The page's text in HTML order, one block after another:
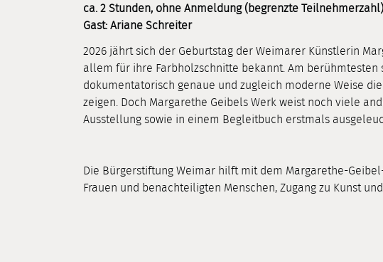
ca. 2 Stunden, ohne Anmeldung (begrenzte
Gast: Ariane Schreiter
2026 jährt sich der Geburtstag der Weimarer Künstlerin
allem für ihre Farbholzschnitte bekannt. Am berühmtesten
dokumentatorisch genaue und zugleich moderne Weise
zeigen. Doch Margarethe Geibels Werk weist noch viele
Ausstellung sowie in einem Begleitbuch erstmals
Die Bürgerstiftung Weimar hilft mit dem Margarethe-
Frauen und benachteiligten Menschen, Zugang zu Kunst